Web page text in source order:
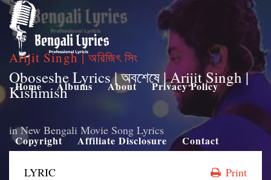
Home Albums About Privacy Policy
Copyright Affiliate Disclosure Contact
Arijit Singh | অরিজিৎ সিং
Oboseshe Lyrics | অবশেষে | Arijit Singh |
Kishmish
inNew Bengali Movie Song Lyrics
LYRIC Print